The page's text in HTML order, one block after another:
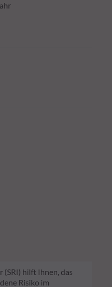
hilft Ihnen, das
Risiko im